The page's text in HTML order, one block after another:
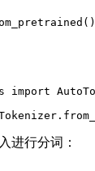
import
进行分词：